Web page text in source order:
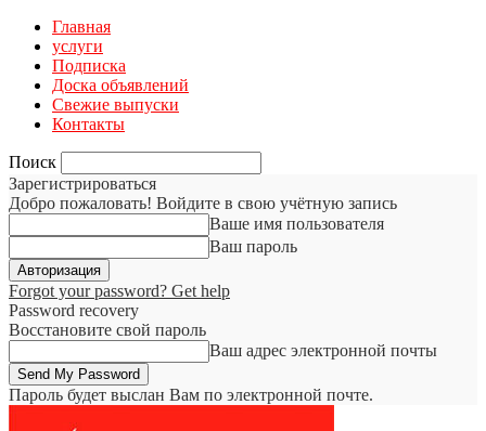
Главная
услуги
Подписка
Доска объявлений
Свежие выпуски
Контакты
Поиск
Зарегистрироваться
Добро пожаловать! Войдите в свою учётную запись
Ваше имя пользователя
Ваш пароль
Forgot your password? Get help
Password recovery
Восстановите свой пароль
Ваш адрес электронной почты
Пароль будет выслан Вам по электронной почте.